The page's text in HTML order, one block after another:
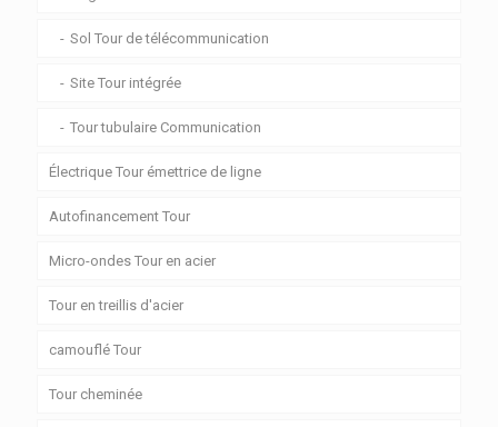
Sol Tour de télécommunication
Site Tour intégrée
Tour tubulaire Communication
Électrique Tour émettrice de ligne
Autofinancement Tour
Micro-ondes Tour en acier
Tour en treillis d'acier
camouflé Tour
Tour cheminée